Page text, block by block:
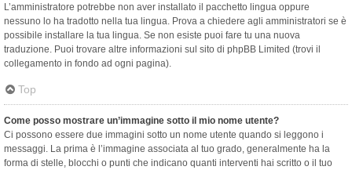
L’amministratore potrebbe non aver installato il pacchetto lingua oppure
nessuno lo ha tradotto nella tua lingua. Prova a chiedere agli amministratori se è
possibile installare la tua lingua. Se non esiste puoi fare tu una nuova
traduzione. Puoi trovare altre informazioni sul sito di phpBB Limited (trovi il
collegamento in fondo ad ogni pagina).
Top
Come posso mostrare un’immagine sotto il mio nome utente?
Ci possono essere due immagini sotto un nome utente quando si leggono i
messaggi. La prima è l’immagine associata al tuo grado, generalmente ha la
forma di stelle, blocchi o punti che indicano quanti interventi hai scritto o il tuo